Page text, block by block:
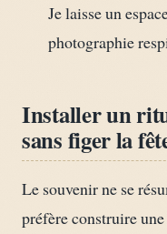
Je laisse un
photographie
Installer un
sans figer la
Le souvenir ne se
préfère construire